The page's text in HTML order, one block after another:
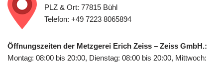
PLZ & Ort: 77815 Bühl
Telefon: +49 7223 8065894
Öffnungszeiten der Metzgerei Erich Zeiss – Zeiss GmbH.:
Montag: 08:00 bis 20:00, Dienstag: 08:00 bis 20:00, Mittwoch: